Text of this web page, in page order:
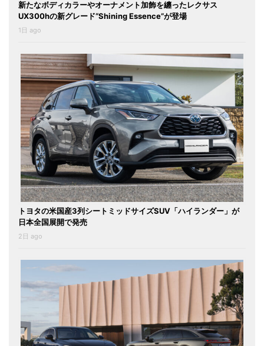
新たなボディカラーやオーナメント加飾を纏ったレクサス
UX300hの新グレード“Shining Essence”が登場
1日 ago
トヨタの米国産3列シートミッドサイズSUV「ハイランダー」が
日本全国展開で発売
2日 ago